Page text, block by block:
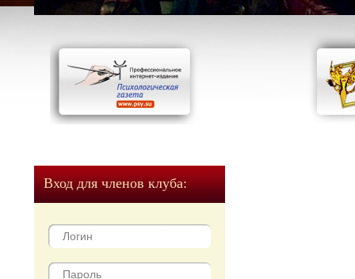
Вход для членов клуба: